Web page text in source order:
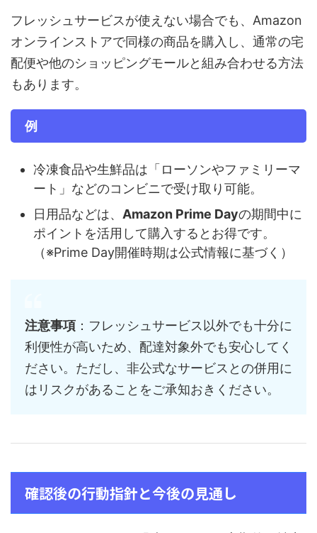
フレッシュサービスが使えない場合でも、Amazon
オンラインストアで同様の商品を購入し、通常の宅
配便や他のショッピングモールと組み合わせる方法
もあります。
例
冷凍食品や生鮮品は「ローソンやファミリーマ
ート」などのコンビニで受け取り可能。
日用品などは、 Amazon Prime Dayの期間中に
ポイントを活用して購入するとお得です。
（※Prime Day開催時期は公式情報に基づく）
注意事項 ：フレッシュサービス以外でも十分に
利便性が高いため、配達対象外でも安心してく
ださい。ただし、非公式なサービスとの併用に
はリスクがあることをご承知おきください。
確認後の行動指針と今後の見通し